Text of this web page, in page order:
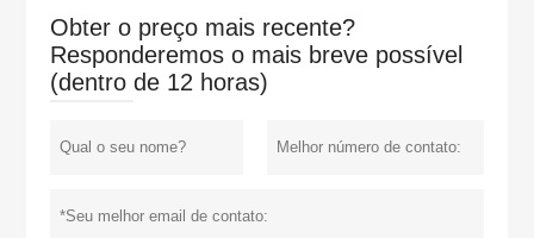
Obter o preço mais recente?
Responderemos o mais breve possível
(dentro de 12 horas)